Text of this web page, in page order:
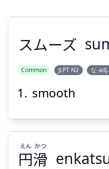
スムーズ
Common JLPT N2 な-adj.
smooth
円滑
えん かつ